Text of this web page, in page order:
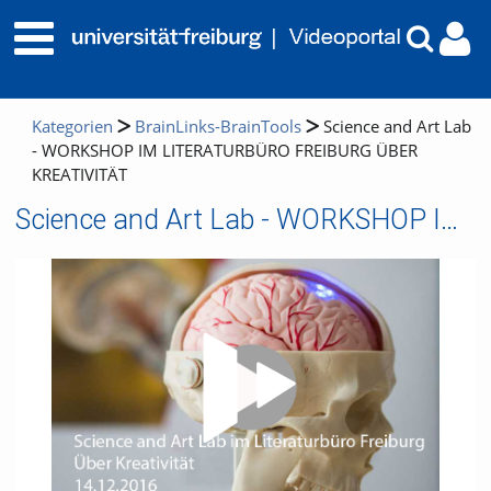
Kategorien BrainLinks-BrainTools
Science and Art Lab
- WORKSHOP IM LITERATURBÜRO FREIBURG ÜBER
KREATIVITÄT
Science and Art Lab - WORKSHOP IM LITERATURBÜRO FREIBURG ÜBER KREATIVITÄT